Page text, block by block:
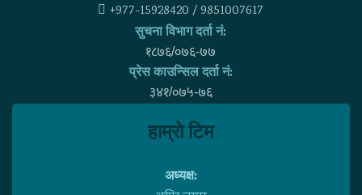
+977-15928420 / 9851007617
सुचना विभाग दर्ता नं:
१८७६/०७६-७७
प्रेस काउन्सिल दर्ता नं:
३४१/०७५-७६
हाम्राे टिम
अध्यक्ष: